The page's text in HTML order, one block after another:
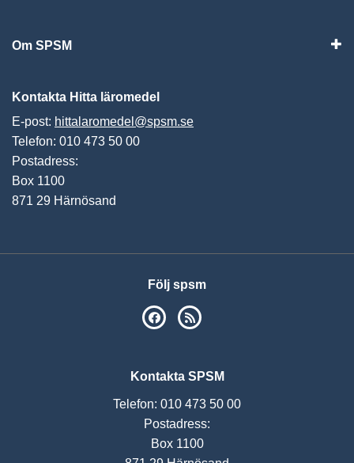
Om SPSM
Kontakta Hitta läromedel
E-post: hittalaromedel@spsm.se
Telefon: 010 473 50 00
Postadress:
Box 1100
871 29 Härnösand
Följ spsm
SPSM på Facebook
Kontakta SPSM
Telefon: 010 473 50 00
Postadress:
Box 1100